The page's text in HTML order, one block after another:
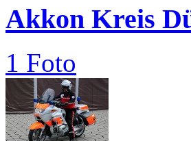
Akkon Kreis
1 Foto